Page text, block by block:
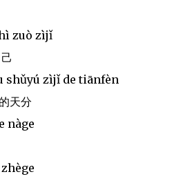
zuò zìjǐ
shǔyú zìjǐ de tiānfèn
天分
nàge